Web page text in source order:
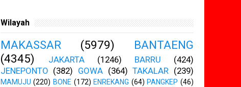
Wilayah
MAKASSAR (5979)
BANTAENG
(4345)
JAKARTA (1246) BARRU
(424)
JENEPONTO (382) GOWA (364) TAKALAR (239)
MAMUJU (220) BONE (172) ENREKANG (64) PANGKEP (46)